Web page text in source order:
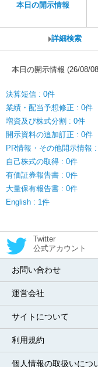
本日の開示情報
詳細検索
本日の開示情報 (26/08/
決算短信 : 0件
業績・配当予想修正 : 0件
増資及び株式分割 : 0件
開示資料の追加訂正 : 0件
PR情報・その他開示情報
自己株式の取得 : 0件
有価証券報告書 : 0件
大量保有報告書 : 0件
English : 1件
Twitter
公式アカウント
お問い合わせ
運営会社
サイトについて
利用規約
個人情報の取扱いにつ